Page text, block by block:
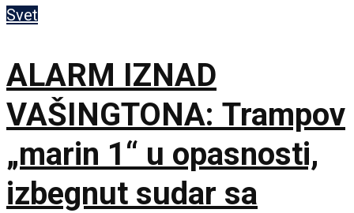
Ukrajini
Svet
ALARM IZNAD
VAŠINGTONA: Trampov
„marin 1“ u opasnosti,
izbegnut sudar sa